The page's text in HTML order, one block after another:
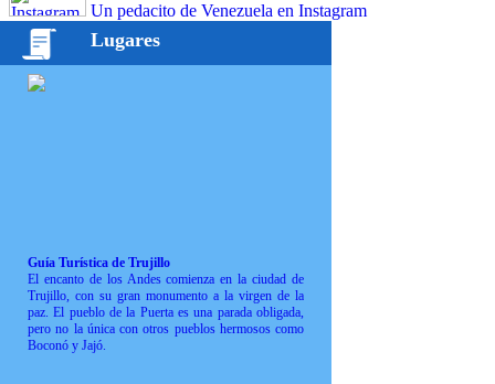
Un pedacito de Venezuela en Instagram
Lugares
Guía Turística de Trujillo
El encanto de los Andes comienza en la ciudad de
Trujillo, con su gran monumento a la virgen de la
paz. El pueblo de la Puerta es una parada obligada,
pero no la única con otros pueblos hermosos como
Boconó y Jajó.